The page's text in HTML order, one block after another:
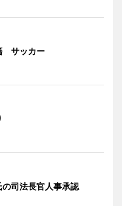
サッカー
司法長官人事承認